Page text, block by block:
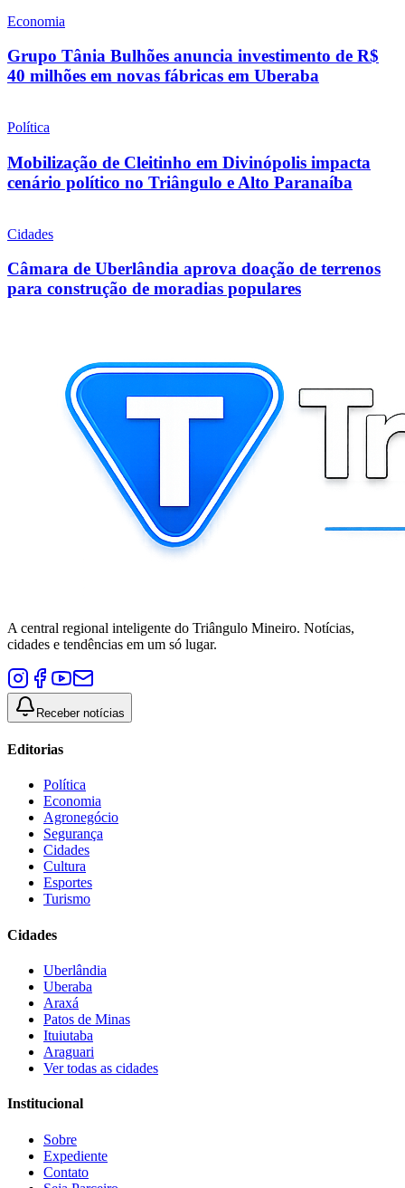
Economia
Grupo Tânia Bulhões anuncia investimento de R$
40 milhões em novas fábricas em Uberaba
Política
Mobilização de Cleitinho em Divinópolis impacta
cenário político no Triângulo e Alto Paranaíba
Cidades
Câmara de Uberlândia aprova doação de terrenos
para construção de moradias populares
A central regional inteligente do Triângulo Mineiro. Notícias,
cidades e tendências em um só lugar.
Receber notícias
Editorias
Política
Economia
Agronegócio
Segurança
Cidades
Cultura
Esportes
Turismo
Cidades
Uberlândia
Uberaba
Araxá
Patos de Minas
Ituiutaba
Araguari
Ver todas as cidades
Institucional
Sobre
Expediente
Contato